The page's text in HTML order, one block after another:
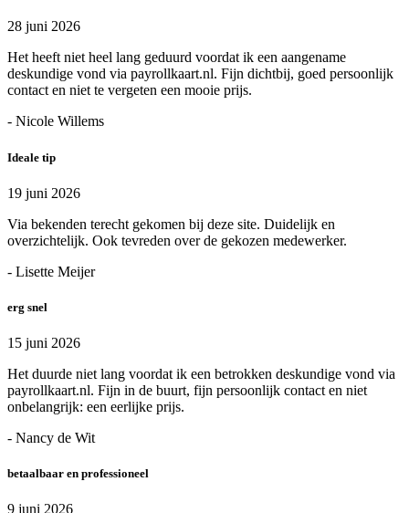
28 juni 2026
Het heeft niet heel lang geduurd voordat ik een aangename
deskundige vond via payrollkaart.nl. Fijn dichtbij, goed persoonlijk
contact en niet te vergeten een mooie prijs.
- Nicole Willems
Ideale tip
19 juni 2026
Via bekenden terecht gekomen bij deze site. Duidelijk en
overzichtelijk. Ook tevreden over de gekozen medewerker.
- Lisette Meijer
erg snel
15 juni 2026
Het duurde niet lang voordat ik een betrokken deskundige vond via
payrollkaart.nl. Fijn in de buurt, fijn persoonlijk contact en niet
onbelangrijk: een eerlijke prijs.
- Nancy de Wit
betaalbaar en professioneel
9 juni 2026